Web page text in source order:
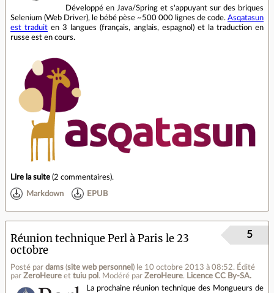
Développé en Java/Spring et s'appuyant sur des briques
Selenium (Web Driver), le bébé pèse ~500 000 lignes de code. Asqatasun
est traduit en 3 langues (français, anglais, espagnol) et la traduction en
russe est en cours.
Lire la suite (2 commentaires).
Markdown EPUB
Réunion technique Perl à Paris le 23
octobre
Posté par dams (site web personnel ) le 10 octobre 2013 à 08:52. Édité
par ZeroHeure et tuiu pol . Modéré par ZeroHeure. Licence CC By‑SA.
5
La prochaine réunion technique des Mongueurs de